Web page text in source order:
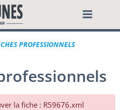
de
PROFESSIONNELS
la fiche : R59676.xml